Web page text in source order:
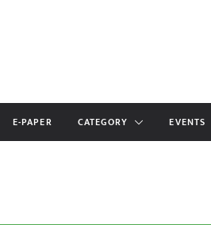
E-PAPER CATEGORY EVENTS